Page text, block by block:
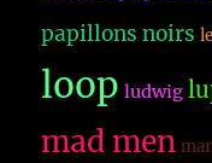
papillons noirs
loop ludwig
mad men